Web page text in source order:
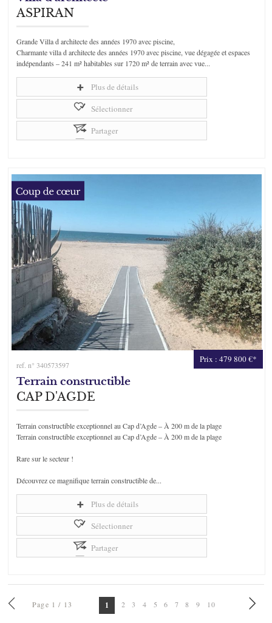
ASPIRAN
Grande Villa d architecte des années 1970 avec piscine,
Charmante villa d architecte des années 1970 avec piscine, vue dégagée et espaces
indépendants – 241 m² habitables sur 1720 m² de terrain avec vue...
Plus de détails
Sélectionner
Partager
Prix : 479 800 €*
ref. n° 340573597
Terrain constructible
CAP D'AGDE
Terrain constructible exceptionnel au Cap d’Agde – À 200 m de la plage
Terrain constructible exceptionnel au Cap d’Agde – À 200 m de la plage
Rare sur le secteur !
Découvrez ce magnifique terrain constructible de...
Plus de détails
Sélectionner
Partager
Page 1 / 13 1 2 3 4 5 6 7 8 9 10